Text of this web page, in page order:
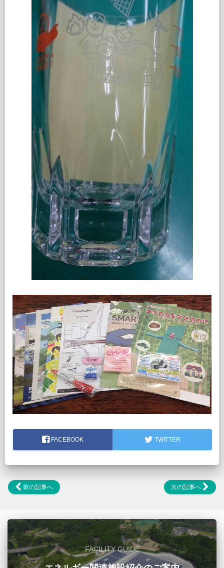
FACEBOOK TWITTER
前の記事へ 次の記事へ
FACILITY GUIDE